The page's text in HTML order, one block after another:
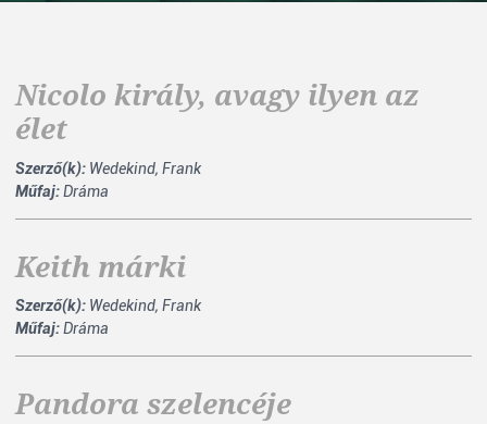
Nicolo király, avagy ilyen az
élet
Szerző(k): Wedekind, Frank
Műfaj:Dráma
Keith márki
Szerző(k): Wedekind, Frank
Műfaj:Dráma
Pandora szelencéje